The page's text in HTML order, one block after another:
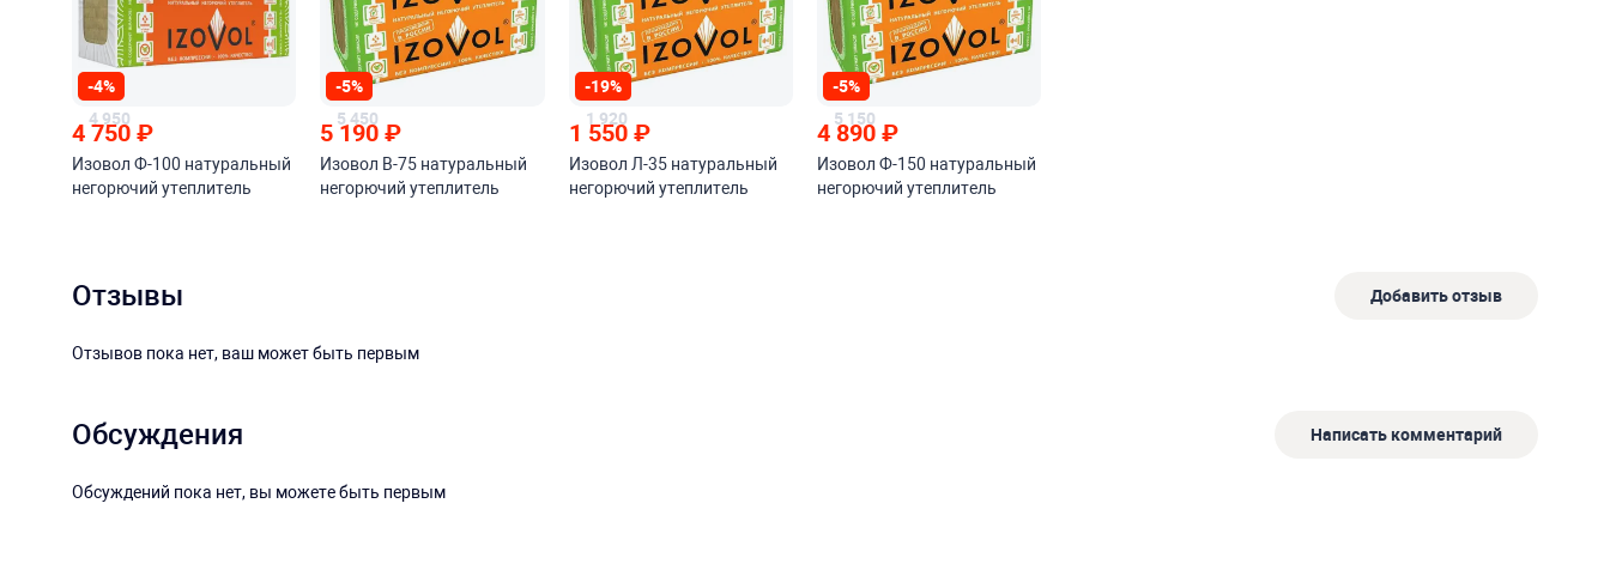
-4%
4 950
4 750₽
Изовол Ф-100 натуральный
негорючий утеплитель
-5%
5 450
5 190₽
Изовол В-75 натуральный
негорючий утеплитель
-19%
1 920
1 550₽
Изовол Л-35 натуральный
негорючий утеплитель
-5%
5 150
4 890₽
Изовол Ф-150 натуральный
негорючий утеплитель
Отзывы Добавить отзыв
Отзывов пока нет, ваш может быть первым
Обсуждения Написать комментарий
Обсуждений пока нет, вы можете быть первым